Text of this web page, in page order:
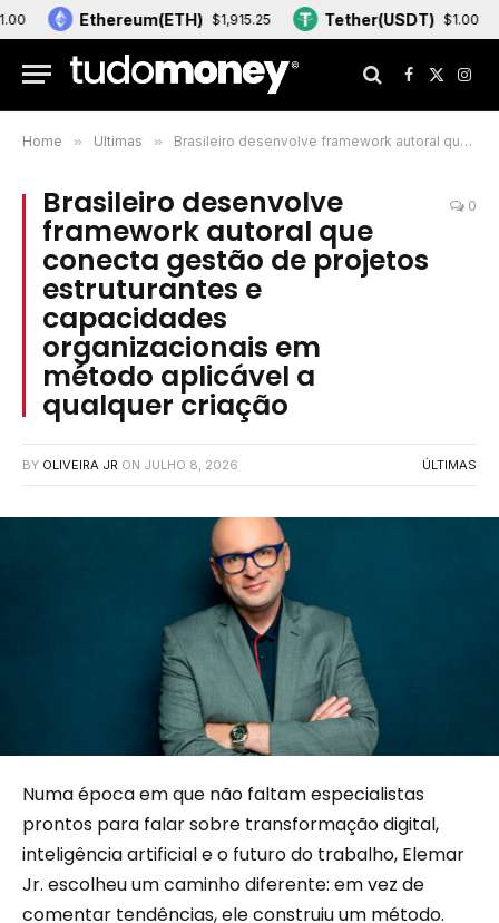
Ethereum(ETH) $1,915.25 Tether(USDT) $1.00
Facebook
X
(Twitter)
Home » Últimas » Brasileiro desenvolve framework autoral que conecta gestão de projetos estruturantes e capacidades organizacionais em método aplicável a qualquer criação
Brasileiro desenvolve
framework autoral que
conecta gestão de projetos
estruturantes e
capacidades
organizacionais em
método aplicável a
qualquer criação
0
BY OLIVEIRA JR ON JULHO 8, 2026 ÚLTIMAS
Numa época em que não faltam especialistas
prontos para falar sobre transformação digital,
inteligência artificial e o futuro do trabalho, Elemar
Jr. escolheu um caminho diferente: em vez de
comentar tendências, ele construiu um método.